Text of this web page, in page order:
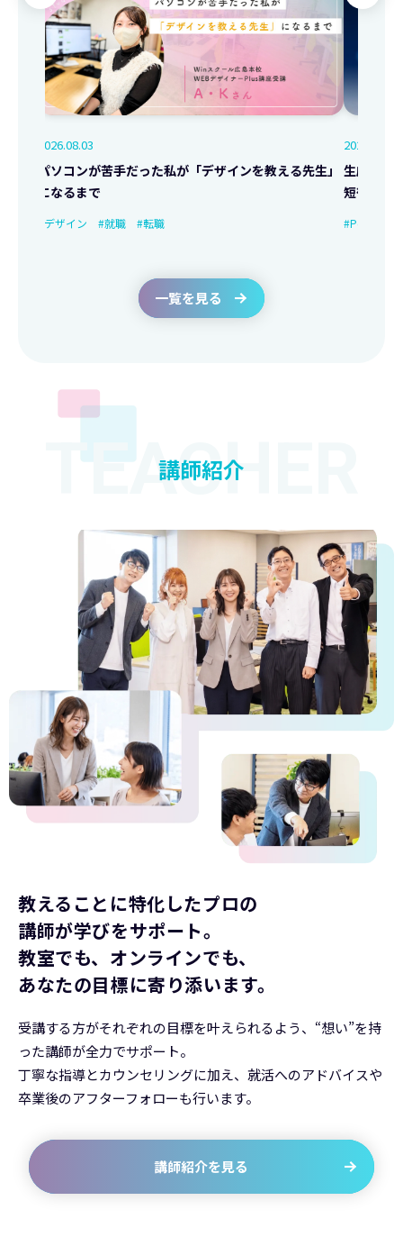
TEACHER
講師紹介
教えることに特化したプロの
講師が学びをサポート。
教室でも、オンラインでも、
あなたの目標に寄り添います。
受講する方がそれぞれの目標を叶えられるよう、“想い”を持
った講師が全力でサポート。
丁寧な指導とカウンセリングに加え、就活へのアドバイスや
卒業後のアフターフォローも行います。
講師紹介を見る